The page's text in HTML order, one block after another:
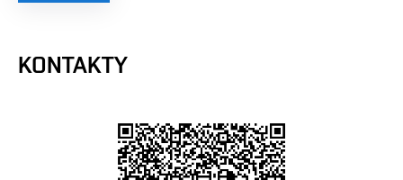
KONTAKTY